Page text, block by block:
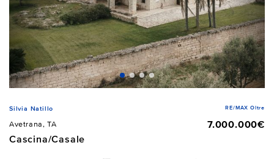
Silvia Natillo RE/MAX Oltre
Avetrana, TA
7.000.000€
Cascina/Casale